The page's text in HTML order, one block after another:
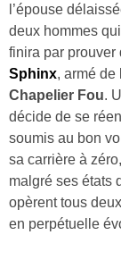
l’épouse
deux hommes
finira par prouver
Sphinx, armé de
Chapelier Fou.
décide de se
soumis au bon
sa carrière à
malgré ses états
opèrent tous
en perpétuelle